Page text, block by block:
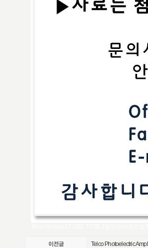
Telco Photoelectric